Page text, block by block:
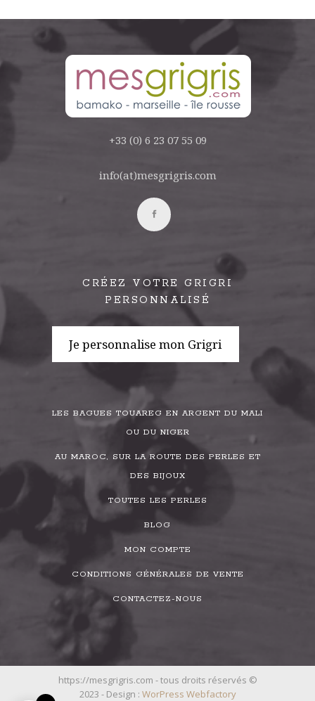
+33 (0) 6 23 07 55 09
info(at)mesgrigris.com
CRÉEZ VOTRE GRIGRI
PERSONNALISÉ
Je personnalise mon Grigri
LES BAGUES TOUAREG EN ARGENT DU MALI
OU DU NIGER
AU MAROC, SUR LA ROUTE DES PERLES ET
DES BIJOUX
TOUTES LES PERLES
BLOG
MON COMPTE
CONDITIONS GÉNÉRALES DE VENTE
CONTACTEZ-NOUS
https://mesgrigris.com - tous droits réservés ©
2023 - Design : WorPress Webfactory